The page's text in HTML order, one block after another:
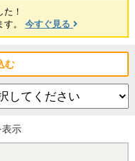
！
す。 今すぐ見る
む
表示